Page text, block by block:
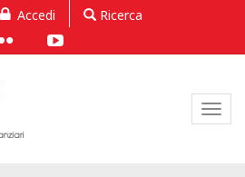
Accedi Ricerca